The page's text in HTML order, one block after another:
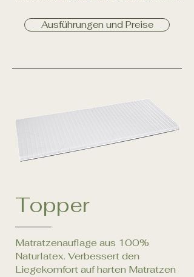
Ausführungen und Preise
Topper
Matratzenauflage aus 100%
Naturlatex. Verbessert den
Liegekomfort auf harten Matratzen